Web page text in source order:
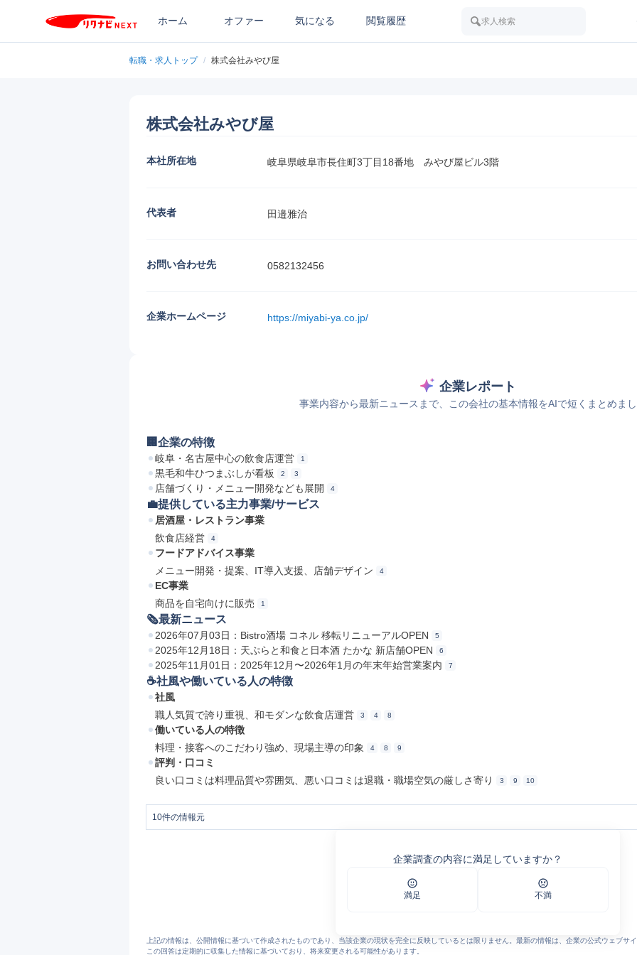
ホーム オファー 気になる 閲覧履歴 求人検索
転職・求人トップ / 株式会社みやび屋
株式会社みやび屋
本社所在地 岐阜県岐阜市長住町3丁目18番地　みやび屋ビル3階
代表者 田邉雅治
お問い合わせ先 0582132456
企業ホームページ https://miyabi-ya.co.jp/
企業レポート
事業内容から最新ニュースまで、この会社の基本情報をAIで短くまとめま
🏢企業の特徴
岐阜・名古屋中心の飲食店運営 1
黒毛和牛ひつまぶしが看板 2 3
店舗づくり・メニュー開発なども展開 4
💼提供している主力事業/サービス
居酒屋・レストラン事業
飲食店経営
4
フードアドバイス事業
メニュー開発・提案、IT導入支援、店舗デザイン
4
EC事業
商品を自宅向けに販売
1
🗞最新ニュース
2026年07月03日：Bistro酒場 コネル 移転リニューアルOPEN 5
2025年12月18日：天ぷらと和食と日本酒 たかな 新店舗OPEN 6
2025年11月01日：2025年12月〜2026年1月の年末年始営業案内 7
☕️社風や働いている人の特徴
社風
職人気質で誇り重視、和モダンな飲食店運営
3 4 8
働いている人の特徴
料理・接客へのこだわり強め、現場主導の印象
4 8 9
評判・口コミ
良い口コミは料理品質や雰囲気、悪い口コミは退職・職場空気の厳しさ寄り
3 9 10
10件の情報元
【移転リニューアルOPEN】Bistro酒場 コネル【2026年6月29日】 | 株式会社みやび屋
【新店舗OPEN】天ぷらと和食と日本酒 たかな【2025年12月18日】 | 株式会社みやび屋
9
The Kitchen 喰なべ | 株式会社みやび屋
10https://jobtalk.jp/companies/6107009
企業調査の内容に満足していますか？
満足 不満
上記の情報は、公開情報に基づいて作成されたものであり、当該企業の現状を完全に反映しているとは限りません。最新の情報は、企業の公式ウェブサ
この回答は定期的に収集した情報に基づいており、将来変更される可能性があります。